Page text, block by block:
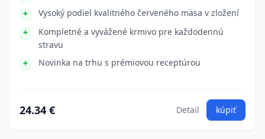
Vysoký podiel kvalitného červeného mäsa v zložení
Kompletné a vyvážené krmivo pre každodennú
stravu
Novinka na trhu s prémiovou receptúrou
24.34 € Detail kúpiť